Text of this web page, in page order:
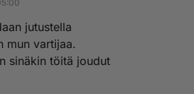
jutustella
mun vartijaa.
sinäkin töitä joudut